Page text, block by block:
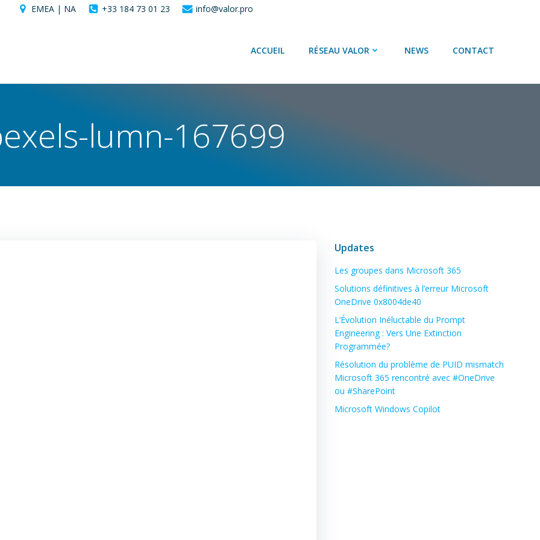
EMEA | NA +33 184 73 01 23 info@valor.pro
ACCUEIL RÉSEAU VALOR NEWS CONTACT
lumn-167699
Updates
Les groupes dans Microsoft 365
Solutions définitives à l’erreur Microsoft
OneDrive 0x8004de40
L’Évolution Inéluctable du Prompt
Engineering : Vers Une Extinction
Programmée?
Résolution du problème de PUID mismatch
Microsoft 365 rencontré avec #OneDrive
ou #SharePoint
Microsoft Windows Copilot